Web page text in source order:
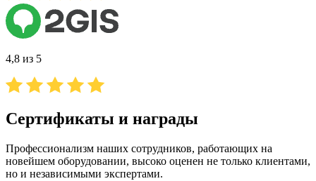
4,8 из 5
Сертификаты и награды
Профессионализм наших сотрудников, работающих на
новейшем оборудовании, высоко оценен не только клиентами,
но и независимыми экспертами.